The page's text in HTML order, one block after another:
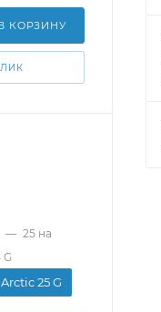
КОРЗИНУ
— 25 на
25 G